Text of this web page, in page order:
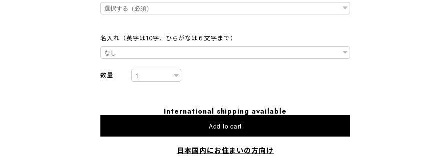
名入れ（英字は10字、ひらがなは６文字まで）
数量
International shipping available
Add to cart
日本国内にお住まいの方向け